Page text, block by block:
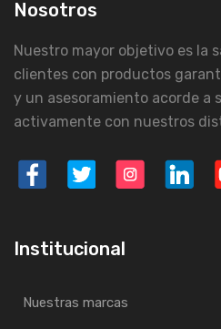
Nosotros
Nuestro mayor objetivo es la
clientes con productos
y un asesoramiento acorde a
activamente con nuestros
Institucional
Nuestras marcas